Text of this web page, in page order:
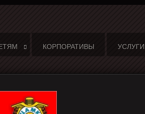
КОРПОРАТИВЫ УСЛУГИ